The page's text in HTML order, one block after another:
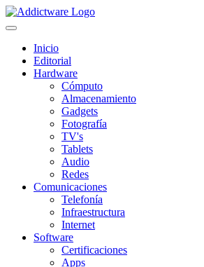
Inicio
Editorial
Hardware
Cómputo
Almacenamiento
Gadgets
Fotografía
TV's
Tablets
Audio
Redes
Comunicaciones
Telefonía
Infraestructura
Internet
Software
Certificaciones
Apps